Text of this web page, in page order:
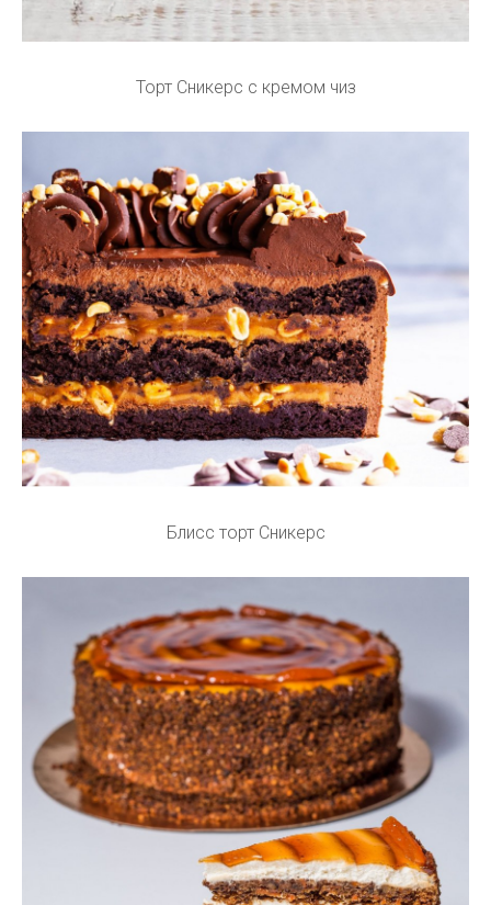
Торт Сникерс с кремом чиз
Блисс торт Сникерс